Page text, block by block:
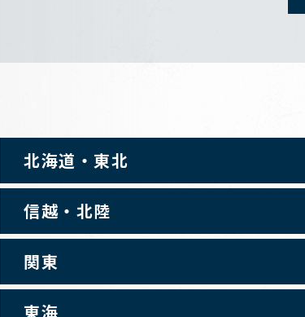
北海道・東北
信越・北陸
関東
東海